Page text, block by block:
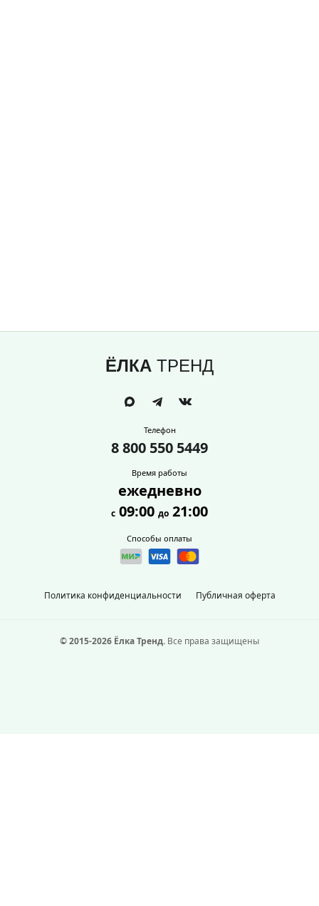
ЁЛКА ТРЕНД
Политика конфиденциальности Публичная оферта
Телефон
8 800 550 5449
Время работы
ежедневно
с 09:00 до 21:00
Способы оплаты
© 2015-2026 Ёлка Тренд. Все права защищены